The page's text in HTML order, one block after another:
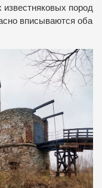
пород
вписываются оба